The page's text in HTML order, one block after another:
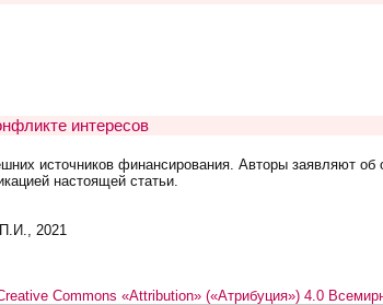
интересов
источников финансирования. Авторы заявляют об
настоящей статьи.
2021
Commons «Attribution» («Атрибуция») 4.0